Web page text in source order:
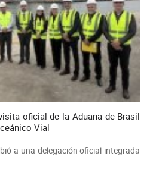
oficial de la Aduana de Brasil
Vial
a una delegación oficial integrada